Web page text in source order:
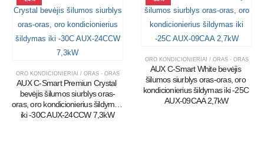
ORO KONDICIONIERIAI / ORAS - ORAS
AUX C-Smart Premiun Crystal
bevėjis šilumos siurblys oras-
oras, oro kondicionierius šildymas
iki -30C AUX-24CCW 7,3kW
ORO KONDICIONIERIAI / ORAS - ORAS
AUX C-Smart White bevėjis
šilumos siurblys oras-oras, oro
kondicionierius šildymas iki -25C
AUX-09CAA 2,7kW